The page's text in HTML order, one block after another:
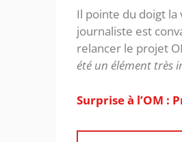
Il pointe du doigt
journaliste est
relancer le projet
été un élément très
Surprise à l’OM :